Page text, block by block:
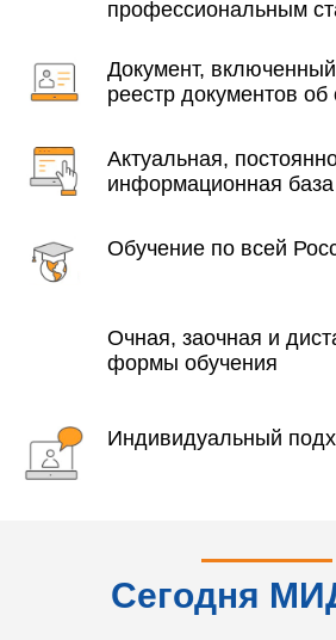
профессиональным
Документ,
реестр документов об
Актуальная,
информационная база
Обучение по всей
Очная, заочная и
формы обучения
Индивидуальный
Сегодня